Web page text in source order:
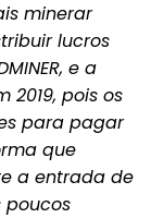
minerar
lucros
e a
pois os
para pagar
que
a entrada de
poucos